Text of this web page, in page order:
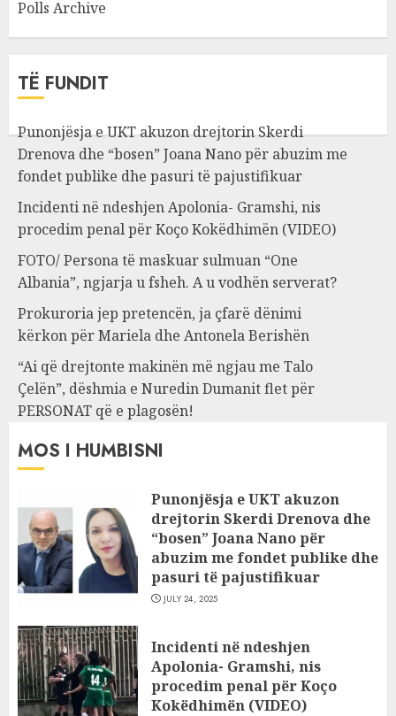
Polls Archive
TË FUNDIT
Punonjësja e UKT akuzon drejtorin Skerdi
Drenova dhe “bosen” Joana Nano për abuzim me
fondet publike dhe pasuri të pajustifikuar
Incidenti në ndeshjen Apolonia- Gramshi, nis
procedim penal për Koço Kokëdhimën (VIDEO)
FOTO/ Persona të maskuar sulmuan “One
Albania”, ngjarja u fsheh. A u vodhën serverat?
Prokuroria jep pretencën, ja çfarë dënimi
kërkon për Mariela dhe Antonela Berishën
“Ai që drejtonte makinën më ngjau me Talo
Çelën”, dëshmia e Nuredin Dumanit flet për
PERSONAT që e plagosën!
MOS I HUMBISNI
Punonjësja e UKT akuzon
drejtorin Skerdi Drenova dhe
“bosen” Joana Nano për
abuzim me fondet publike dhe
pasuri të pajustifikuar
JULY 24, 2025
Incidenti në ndeshjen
Apolonia- Gramshi, nis
procedim penal për Koço
Kokëdhimën (VIDEO)